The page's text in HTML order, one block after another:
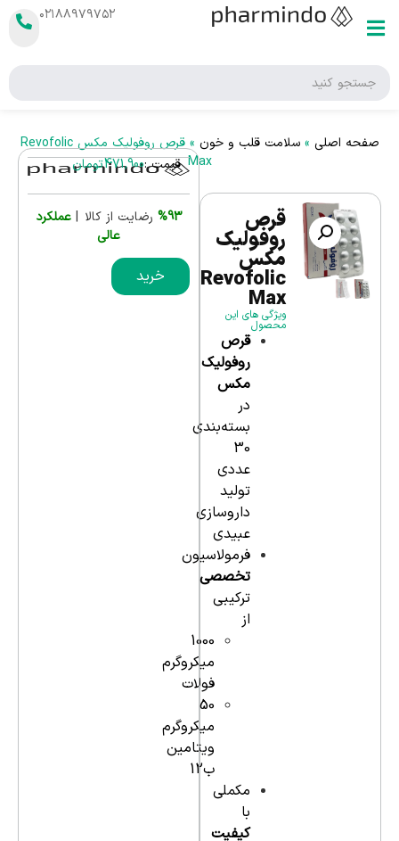
۰۲۱۸۸۹۷۹۷۵۲
صفحه اصلی »سلامت قلب و خون »
قرص روفولیک مکس Revofolic
Max
قرص
روفولیک
مکس
Revofolic
Max
ویژگی های این
محصول
قرص
روفولیک
مکس
در
بسته‌بندی
30
عددی
تولید
داروسازی
عبیدی
فرمولاسیون
تخصصی
ترکیبی
از
1000
میکروگرم
فولات
50
میکروگرم
ویتامین
ب12
مکملی
با
کیفیت
قیمت :471,900تومان
%93 رضایت از کالا | عملکرد
عالی
خرید